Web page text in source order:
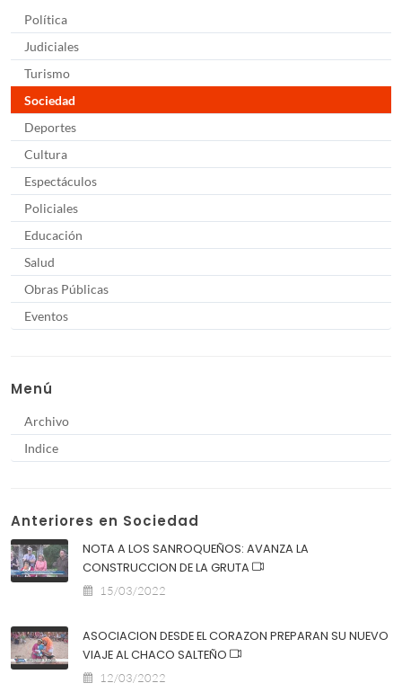
Política
Judiciales
Turismo
Sociedad
Deportes
Cultura
Espectáculos
Policiales
Educación
Salud
Obras Públicas
Eventos
Menú
Archivo
Indice
Anteriores en Sociedad
NOTA A LOS SANROQUEÑOS: AVANZA LA
CONSTRUCCION DE LA GRUTA
15/03/2022
ASOCIACION DESDE EL CORAZON PREPARAN SU NUEVO
VIAJE AL CHACO SALTEÑO
12/03/2022